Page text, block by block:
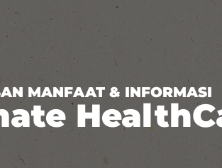
MANFAAT & INFORMASI